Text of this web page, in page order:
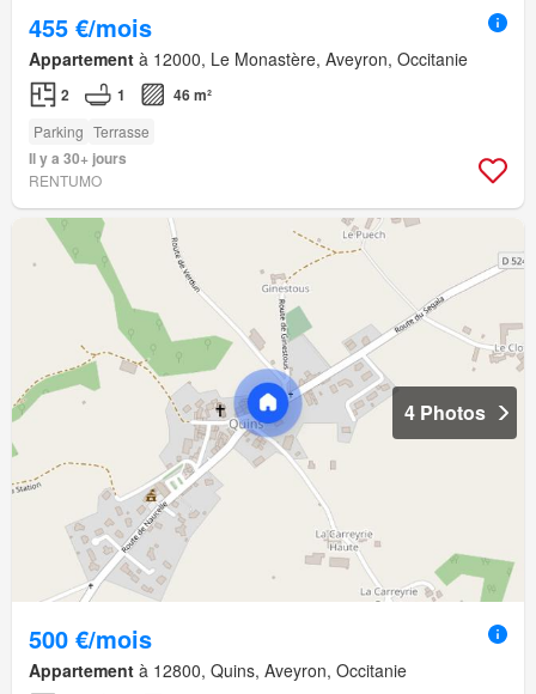
455 €/mois
Appartement à 12000, Le Monastère, Aveyron, Occitanie
2 1 46 m²
Parking Terrasse
Il y a 30+ jours
RENTUMO
4 Photos
500 €/mois
Appartement à 12800, Quins, Aveyron, Occitanie